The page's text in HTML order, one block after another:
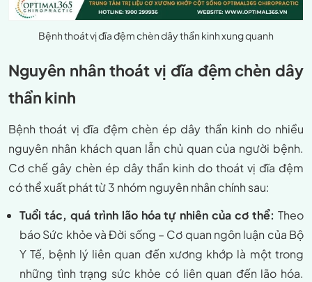
Bệnh thoát vị đĩa đệm chèn dây thần kinh xung quanh
Nguyên nhân thoát vị đĩa đệm chèn dây
thần kinh
Bệnh thoát vị đĩa đệm chèn ép dây thần kinh do nhiều
nguyên nhân khách quan lẫn chủ quan của người bệnh.
Cơ chế gây chèn ép dây thần kinh do thoát vị đĩa đệm
có thể xuất phát từ 3 nhóm nguyên nhân chính sau:
Tuổi tác, quá trình lão hóa tự nhiên của cơ thể: Theo
báo Sức khỏe và Đời sống – Cơ quan ngôn luận của Bộ
Y Tế, bệnh lý liên quan đến xương khớp là một trong
những tình trạng sức khỏe có liên quan đến lão hóa.